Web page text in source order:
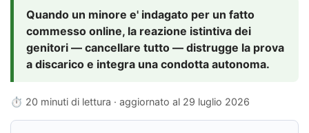
Quando un minore e' indagato per un fatto
commesso online, la reazione istintiva dei
genitori — cancellare tutto — distrugge la prova
a discarico e integra una condotta autonoma.
⏱ 20 minuti di lettura · aggiornato al 29 luglio 2026